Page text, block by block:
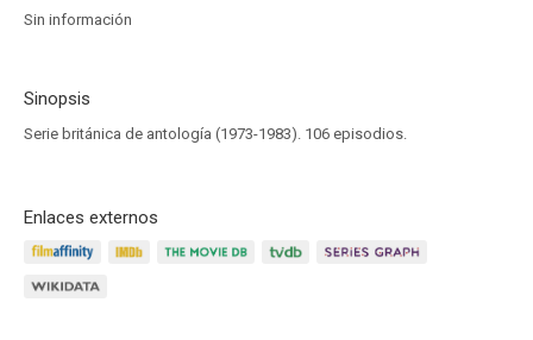
Sin información
Sinopsis
Serie británica de antología (1973-1983). 106 episodios.
Enlaces externos